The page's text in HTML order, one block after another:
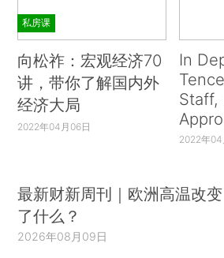
私房课
向松祚：宏观经济70
讲，带你了解国内外
经济大局
2022年04月06日
In
Staff,
2022年04
最新财新周刊｜欧洲高温改变
了什么？
2026年08月09日